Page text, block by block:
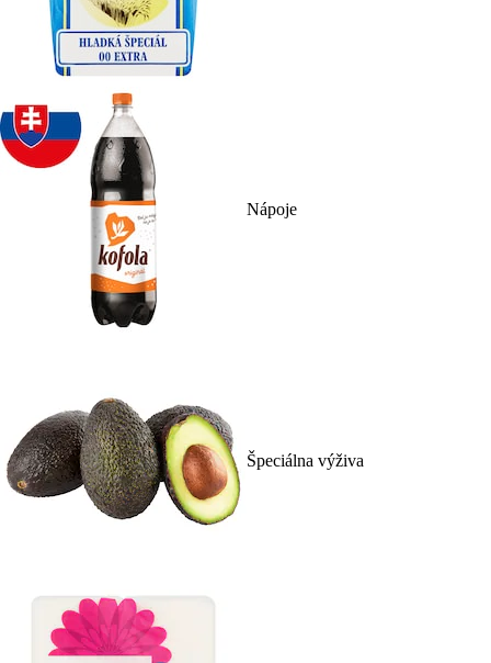
Nápoje
Špeciálna výživa